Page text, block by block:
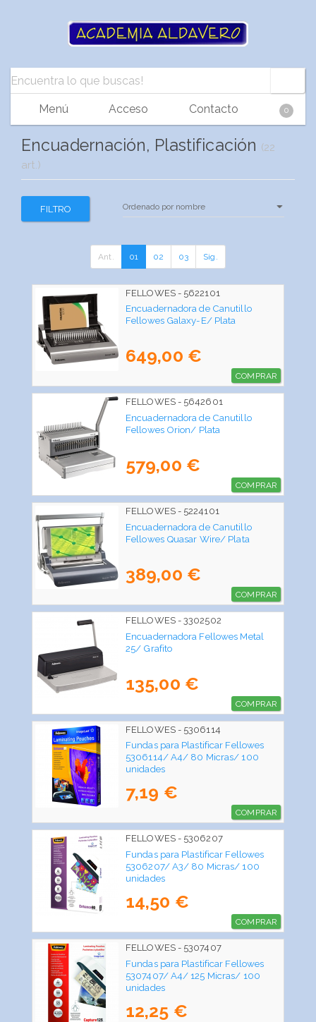
Menú Acceso Contacto 0
Encuadernación, Plastificación (22
art.)
FILTRO
Ant. 01 02 03 Sig.
FELLOWES - 5622101
Encuadernadora de Canutillo
Fellowes Galaxy-E/ Plata
649,00 €
COMPRAR
FELLOWES - 5642601
Encuadernadora de Canutillo
Fellowes Orion/ Plata
579,00 €
COMPRAR
FELLOWES - 5224101
Encuadernadora de Canutillo
Fellowes Quasar Wire/ Plata
389,00 €
COMPRAR
FELLOWES - 3302502
Encuadernadora Fellowes Metal
25/ Grafito
135,00 €
COMPRAR
FELLOWES - 5306114
Fundas para Plastificar Fellowes
5306114/ A4/ 80 Micras/ 100
unidades
7,19 €
COMPRAR
FELLOWES - 5306207
Fundas para Plastificar Fellowes
5306207/ A3/ 80 Micras/ 100
unidades
14,50 €
COMPRAR
FELLOWES - 5307407
Fundas para Plastificar Fellowes
5307407/ A4/ 125 Micras/ 100
unidades
12,25 €